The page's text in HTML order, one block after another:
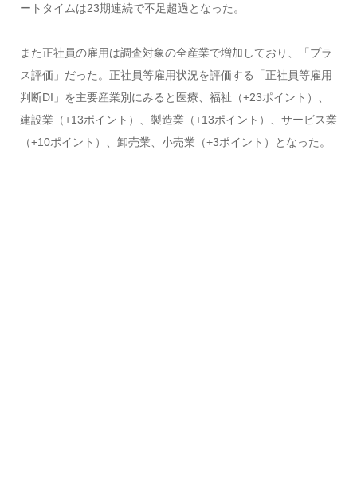
ートタイムは23期連続で不足超過となった。
また正社員の雇用は調査対象の全産業で増加しており、「プラ
ス評価」だった。正社員等雇用状況を評価する「正社員等雇用
判断DI」を主要産業別にみると医療、福祉（+23ポイント）、
建設業（+13ポイント）、製造業（+13ポイント）、サービス業
（+10ポイント）、卸売業、小売業（+3ポイント）となった。